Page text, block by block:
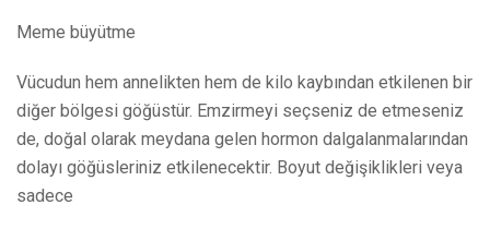
Meme büyütme
Vücudun hem annelikten hem de kilo kaybından etkilenen bir
diğer bölgesi göğüstür. Emzirmeyi seçseniz de etmeseniz
de, doğal olarak meydana gelen hormon dalgalanmalarından
dolayı göğüsleriniz etkilenecektir. Boyut değişiklikleri veya
sadece